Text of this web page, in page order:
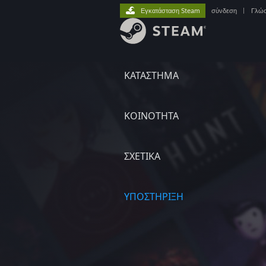
ΚΑΤΑΣΤΗΜΑ
ΚΟΙΝΟΤΗΤΑ
ΣΧΕΤΙΚΆ
ΥΠΟΣΤΗΡΙΞΗ
Εγκατάσταση Steam σύνδεση